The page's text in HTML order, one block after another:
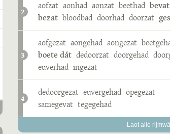
2
aofzat aonhad aonzat beethad bevat
bezat bloodbad doorhad doorzat
3
aofgezat aongehad aongezat
boete dát dedoorzat doorgehad
euverhad ingezat
4
dedoorgezat euvergehad opegezat
samegevat tegegehad
Laot alle